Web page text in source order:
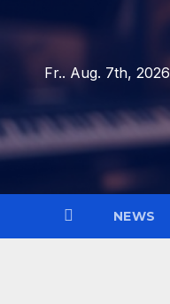
contentFr.. Aug. 7th, 2026
NEWS